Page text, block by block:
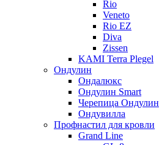
Rio
Veneto
Rio EZ
Diva
Zissen
KAMI Terra Plegel
Ондулин
Ондалюкс
Ондулин Smart
Черепица Ондулин
Ондувилла
Профнастил для кровли
Grand Line